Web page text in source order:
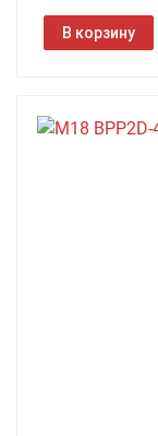
В корзину